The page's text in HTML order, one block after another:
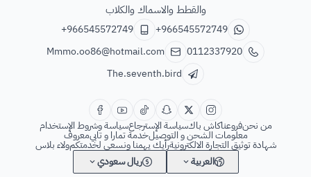
والقطط والاسماك والكلاب
+966545572749
+966545572749
0112337920
Mmmo.oo86@hotmail.com
The.seventh.bird
من نحنفروعناكاش باكسياسة الإسترجاعسياسة وشروط الإستخدام
معلومات الشحن و التوصيلخدمة تمارا و تابيمعروف
شهادة توثيق التجارة الالكترونيةرأيك يهمنا ونسعى لخدمتكمولاء بلاس
العربية
ريال سعودي